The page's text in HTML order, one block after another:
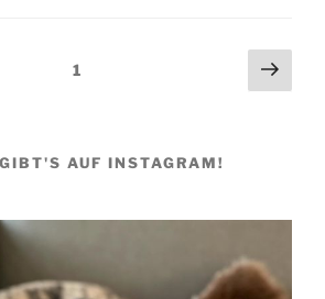
Seite1
AUF INSTAGRAM!